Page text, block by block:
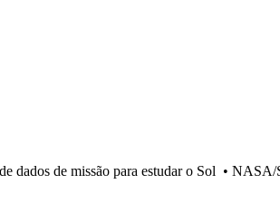
dados de missão para estudar o Sol • NASA/